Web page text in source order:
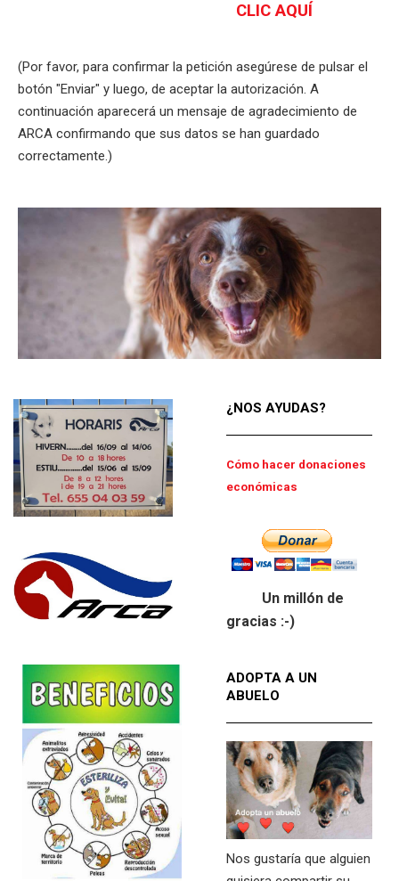
CLIC AQUÍ
(Por favor, para confirmar la petición asegúrese de pulsar el
botón "Enviar" y luego, de aceptar la autorización. A
continuación aparecerá un mensaje de agradecimiento de
ARCA confirmando que sus datos se han guardado
correctamente.)
¿NOS AYUDAS?
Cómo hacer donaciones
económicas
Un millón de
gracias :-)
ADOPTA A UN
ABUELO
Nos gustaría que alguien